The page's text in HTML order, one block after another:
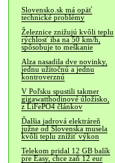
Slovensko.sk má opäť
technické problémy
Železnice znižujú kvôli teplu
rýchlosť iba na 50 km/h,
spôsobuje to meškanie
Alza nasadila dve novinky,
jednu užitočnú a jednu
kontroverznú
V Poľsku spustili takmer
gigawatthodinové úložisko,
z LiFePO4 článkov
Ďalšia jadrová elektráreň
južne od Slovenska musela
kvôli teplu znížiť výkon
Telekom pridal 12 GB balík
pre Easy, chce zaň 12 eur